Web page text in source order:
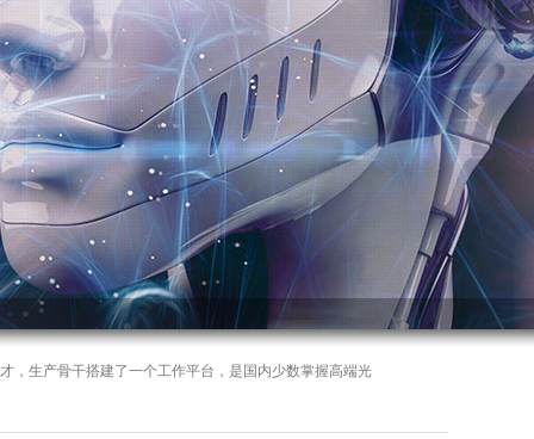
，生产骨干搭建了一个工作平台，是国内少数掌握高端光